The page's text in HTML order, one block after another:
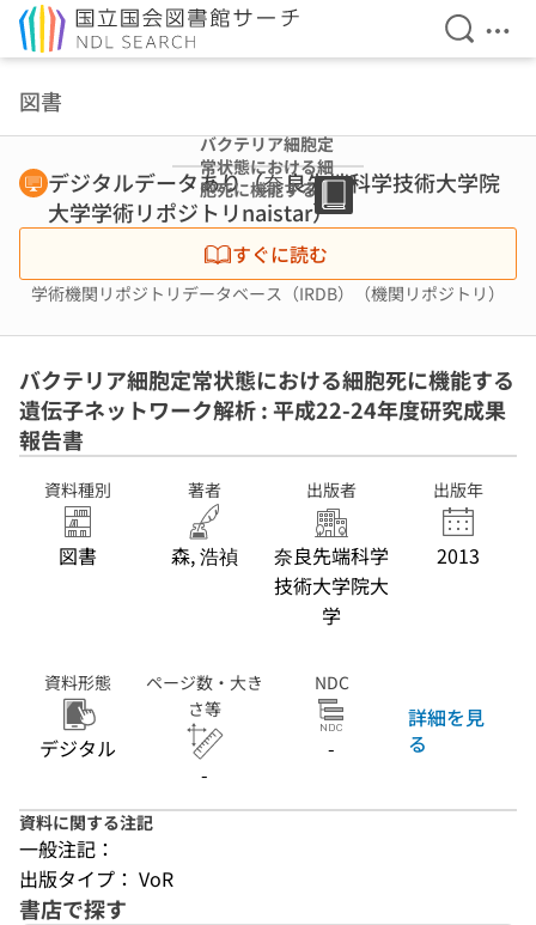
検索を
メ
図書
バクテリア細胞定
常状態における細
胞死に機能する遺
伝子ネットワーク
解析 : 平成22-24
年度研究成果報告
書
デジタルデータあり（奈良先端科学技術大学院
大学学術リポジトリnaistar）
すぐに読む
学術機関リポジトリデータベース（IRDB）（機関リポジトリ）
バクテリア細胞定常状態における細胞死に機能する
遺伝子ネットワーク解析 : 平成22-24年度研究成果
報告書
資料種別
図書
著者
森, 浩禎
出版者
奈良先端科学
技術大学院大
学
出版年
2013
資料形態
デジタル
ページ数・大き
さ等
-
NDC
-
詳細を見
る
資料に関する注記
一般注記：
出版タイプ： VoR
書店で探す